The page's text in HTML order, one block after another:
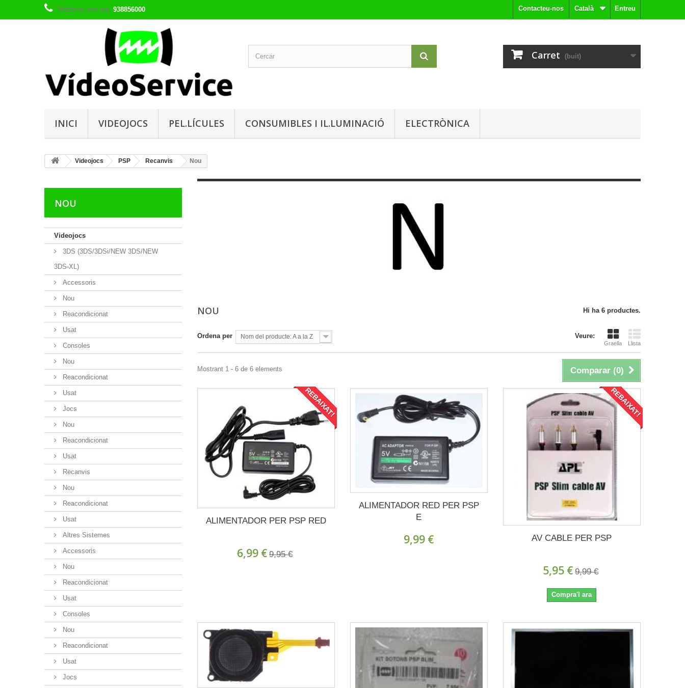
Entreu
Català
Contacteu-nos
Telefoneu-nos ara: 938856000
Carret (buit)
INICI VIDEOJOCS PEL.LÍCULES CONSUMIBLES I IL.LUMINACIÓ ELECTRÒNICA
Videojocs PSP Recanvis Nou
NOU
Videojocs
3DS (3DS/3DSi/NEW 3DS/NEW
3DS-XL)
Accessoris
Nou
Reacondicionat
Usat
Consoles
Nou
Reacondicionat
Usat
Jocs
Nou
Reacondicionat
Usat
Recanvis
Nou
Reacondicionat
Usat
Altres Sistemes
Accessoris
Nou
Reacondicionat
Usat
Consoles
Nou
Reacondicionat
Usat
Jocs
NOU Hi ha 6 productes.
Veure:
Graella Llista
Ordena per Nom del producte: A a la Z
Comparar (0)
Mostrant 1 - 6 de 6 elements
REBAIXAT!
ALIMENTADOR PER PSP RED
6,99 € 9,95 €
ALIMENTADOR RED PER PSP
E
9,99 €
REBAIXAT!
AV CABLE PER PSP
5,95 € 9,99 €
Compra'l ara